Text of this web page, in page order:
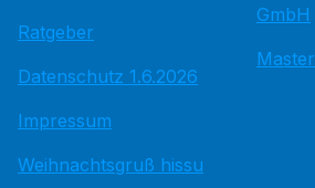
Ratgeber
Datenschutz 1.6.2026
Impressum
Weihnachtsgruß hissu
GmbH
Master